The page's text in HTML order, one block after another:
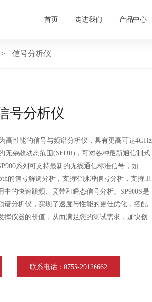
首页 走进我们 产品中心
> 信号分析仪
号分析仪
为高性能的信号与频谱分析仪，具有更高可达4GHz
无杂散动态范围(SFDR)，可对各种最新通信制式
系列可支持最新的无线通信标准信号，如
的信号解调分析，支持窄脉冲信号分析，支持卫
中的快速跳频、宽带和瞬态信号分析。SP900S是
谱分析仪，实现了速度与性能的更佳优化，搭配
挥仪器的价值，从而满足您的测试需求，加快创
联系电话：0755-29126662